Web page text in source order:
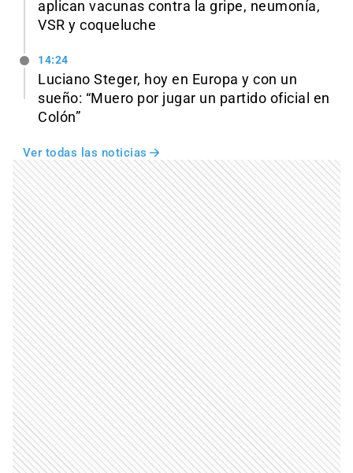
aplican vacunas contra la gripe, neumonía,
VSR y coqueluche
14:24
Luciano Steger, hoy en Europa y con un
sueño: “Muero por jugar un partido oficial en
Colón”
Ver todas las noticias